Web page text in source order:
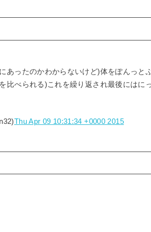
あったのかわからないけど)体をぽんっと
比べられる)これを繰り返され最後にはに
Thu Apr 09 10:31:34 +0000 2015